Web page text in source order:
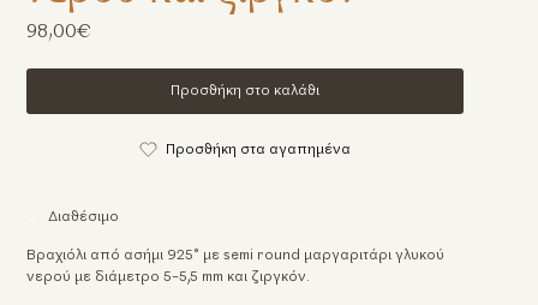
98,00€
Προσθήκη στο καλάθι
Προσθήκη στα αγαπημένα
Διαθέσιμο
Βραχιόλι από ασήμι 925° με semi round μαργαριτάρι γλυκού
νερού με διάμετρο 5-5,5 mm και ζιργκόν.